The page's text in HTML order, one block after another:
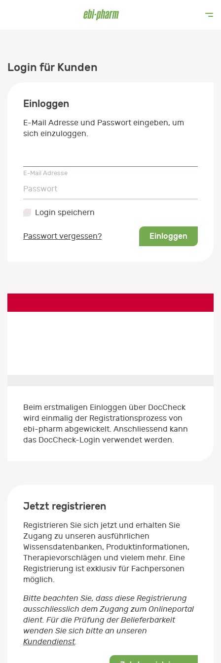
Login für Kunden
Einloggen
E-Mail Adresse und Passwort eingeben, um
sich einzuloggen.
E-Mail Adresse
Passwort
Passwort
Login speichern
Passwort vergessen? Einloggen
Beim erstmaligen Einloggen über DocCheck
wird einmalig der Registrationsprozess von
ebi-pharm abgewickelt. Anschliessend kann
das DocCheck-Login verwendet werden.
Jetzt registrieren
Registrieren Sie sich jetzt und erhalten Sie
Zugang zu unseren ausführlichen
Wissensdatenbanken, Produktinformationen,
Therapievorschlägen und vielem mehr. Eine
Registrierung ist exklusiv für Fachpersonen
möglich.
Bitte beachten Sie, dass diese Registrierung
ausschliesslich dem Zugang zum Onlineportal
dient. Für die Prüfung der Belieferbarkeit
wenden Sie sich bitte an unseren
Kundendienst.